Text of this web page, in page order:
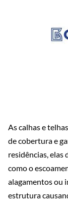
As calhas e
de cobertura e
residências,
como o
alagamentos ou
estrutura